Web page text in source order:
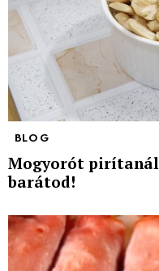
BLOG
Mogyorót
barátod!